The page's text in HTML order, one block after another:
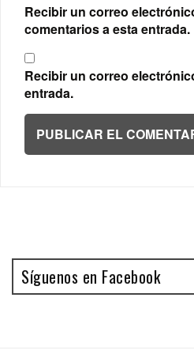
Recibir un correo
comentarios a esta entrada.
Recibir un correo
entrada.
Síguenos en Facebook